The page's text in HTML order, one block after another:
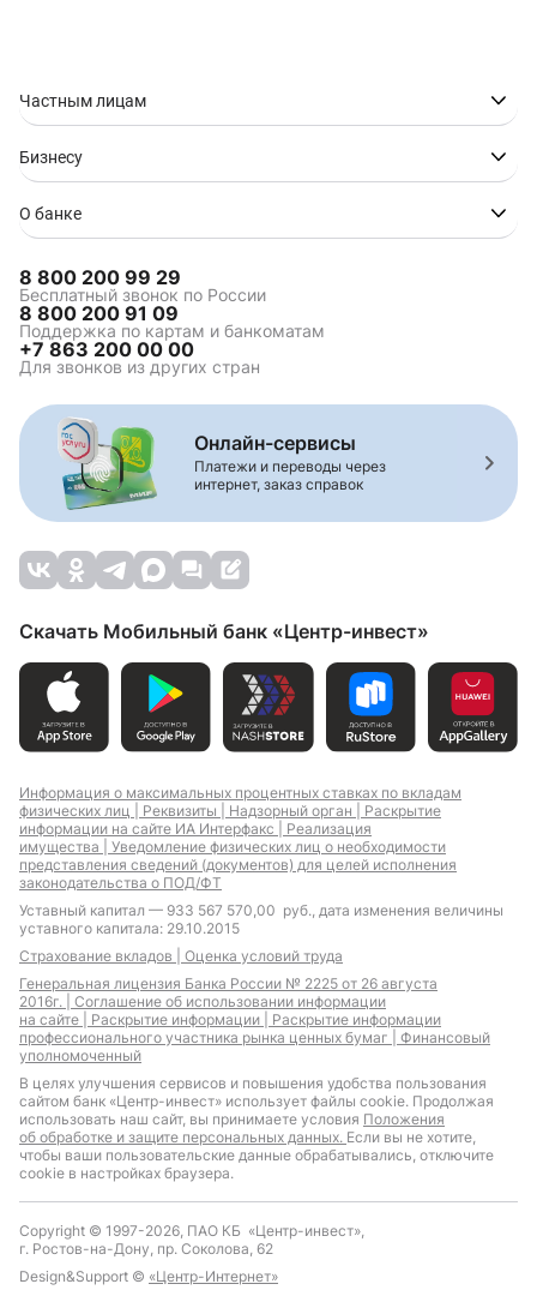
Частным лицам
Бизнесу
О банке
8 800 200 99 29
Бесплатный звонок по России
8 800 200 91 09
Поддержка по картам и банкоматам
+7 863 200 00 00
Для звонков из других стран
Онлайн-сервисы
Платежи и переводы через
интернет, заказ справок
Скачать Мобильный банк «Центр-инвест»
Информация о максимальных процентных ставках по вкладам
физических лиц | Реквизиты | Надзорный орган | Раскрытие
информации на сайте ИА Интерфакс | Реализация
имущества | Уведомление физических лиц о необходимости
представления сведений (документов) для целей исполнения
законодательства о ПОД/ФТ
Уставный капитал — 933 567 570,00 руб., дата изменения величины
уставного капитала: 29.10.2015
Страхование вкладов | Оценка условий труда
Генеральная лицензия Банка России № 2225 от 26 августа
2016г. | Соглашение об использовании информации
на сайте | Раскрытие информации | Раскрытие информации
профессионального участника рынка ценных бумаг | Финансовый
уполномоченный
В целях улучшения сервисов и повышения удобства пользования
сайтом банк «Центр-инвест» использует файлы cookie. Продолжая
использовать наш сайт, вы принимаете условия Положения
об обработке и защите персональных данных. Если вы не хотите,
чтобы ваши пользовательские данные обрабатывались, отключите
cookie в настройках браузера.
Copyright © 1997-2026, ПАО КБ «Центр-инвест»,
г. Ростов-на-Дону, пр. Соколова, 62
Design&Support © «Центр-Интернет»